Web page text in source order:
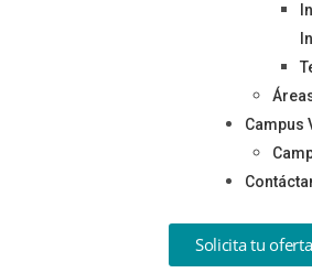
Campus
Solicita tu